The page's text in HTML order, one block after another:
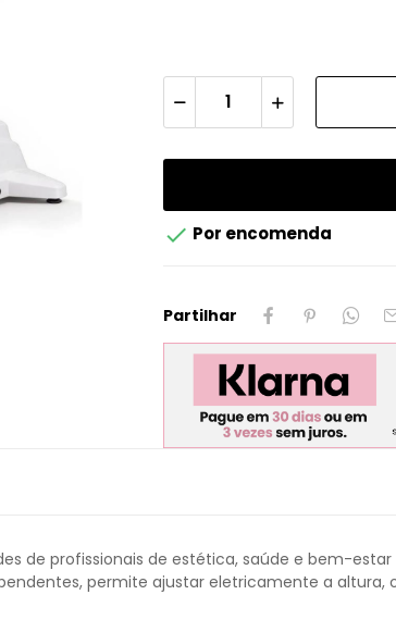
 Por encomenda
Partilhar
de profissionais de estética, saúde e bem-
permite ajustar eletricamente a altura,